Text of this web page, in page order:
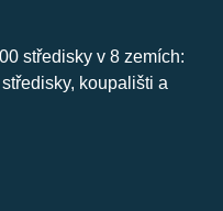
středisky v 8 zemích:
koupališti a